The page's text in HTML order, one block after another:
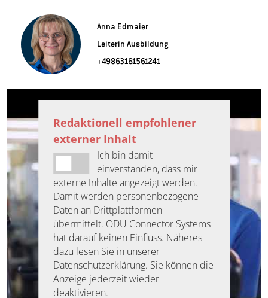
Anna Edmaier
Leiterin Ausbildung
+49863161561241
Redaktionell empfohlener
externer Inhalt
Ich bin damit
einverstanden, dass mir
externe Inhalte angezeigt werden.
Damit werden personenbezogene
Daten an Drittplattformen
übermittelt. ODU Connector Systems
hat darauf keinen Einfluss. Näheres
dazu lesen Sie in unserer
Datenschutzerklärung. Sie können die
Anzeige jederzeit wieder
deaktivieren.